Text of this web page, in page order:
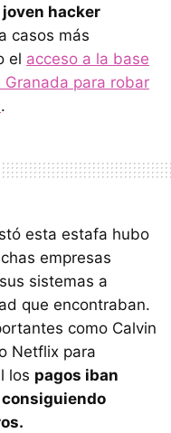
hacker
casos más
el acceso a la base
para robar
.
esta estafa hubo
empresas
sistemas a
que encontraban.
como Calvin
Netflix para
los pagos iban